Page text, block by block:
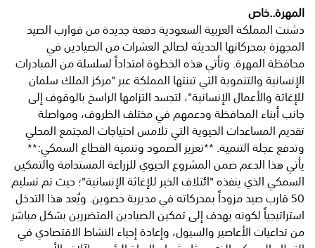
المهرة..خاص
دشنت المملكة العربية السعودية دفعة جديدة من قوارب الصيد
المجهزة بمحركاتها الحديثة لصالح العشرات من الصيادين في
محافظة المهرة. وتأتي هذه الخطوة امتداداً لسلسلة من المبادرات
الإنسانية والتنموية التي تبنتها المملكة عبر "مركز الملك سلمان
للإغاثة والأعمال الإنسانية"، لتجسد التزامها الراسخ بالوقوف إلى
جانب أبناء المحافظة ودعمهم في مختلف الظروف، ومواصلة
تقديم المساعدات الحيوية التي تلامس احتياجات المجتمع المحلي
وتدفع عجلة التنمية. **تعزيز الصمود وتنمية القطاع السمكي:**
يأتي هذا الدعم ضمن المشروع الحيوي للزراعة المستدامة والتمكين
السمكي الذي ينفذه "ائتلاف الخير للإغاثة الإنسانية"؛ حيث تم تسليم
50 قارب صيد مزوداً بمحركاته في مديرية حصوين. ويُعد هذا التدخل
استراتيجياً لكونه يهدف إلى تمكين الصيادين المتضررين بشكل مباشر
من تداعيات الأعاصير والسيول، وإعادة إحياء النشاط الاقتصادي في